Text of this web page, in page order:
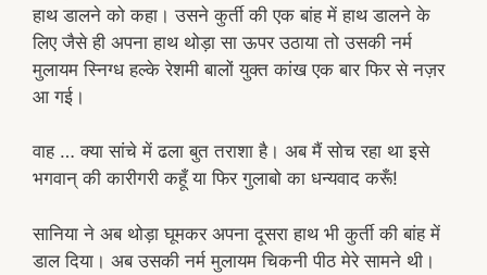
हाथ डालने को कहा। उसने कुर्ती की एक बांह में हाथ डालने के
लिए जैसे ही अपना हाथ थोड़ा सा ऊपर उठाया तो उसकी नर्म
मुलायम स्निग्ध हल्के रेशमी बालों युक्त कांख एक बार फिर से नज़र
आ गई।
वाह … क्या सांचे में ढला बुत तराशा है। अब मैं सोच रहा था इसे
भगवान् की कारीगरी कहूँ या फिर गुलाबो का धन्यवाद करूँ!
सानिया ने अब थोड़ा घूमकर अपना दूसरा हाथ भी कुर्ती की बांह में
डाल दिया। अब उसकी नर्म मुलायम चिकनी पीठ मेरे सामने थी।